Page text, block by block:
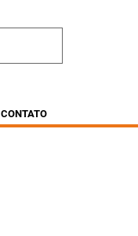
CONTATO